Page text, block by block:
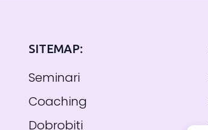
SITEMAP:
Seminari
Coaching
Dobrobiti